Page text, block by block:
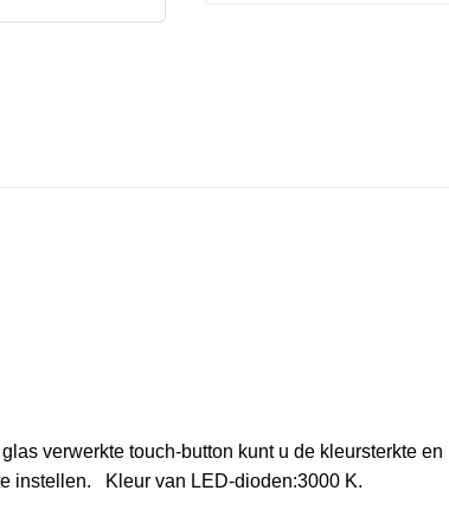
verwerkte touch-button kunt u de kleursterkte en
instellen.
Kleur van LED-dioden:3000 K.